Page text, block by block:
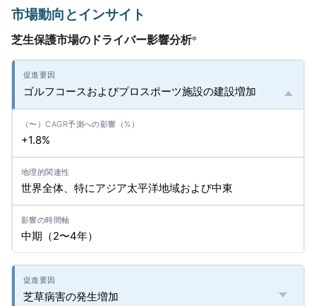
市場動向とインサイト
芝生保護市場のドライバー影響分析*
ゴルフコースおよびプロスポーツ施設の建設増加
+1.8%
世界全体、特にアジア太平洋地域および中東
中期（2〜4年）
芝草病害の発生増加